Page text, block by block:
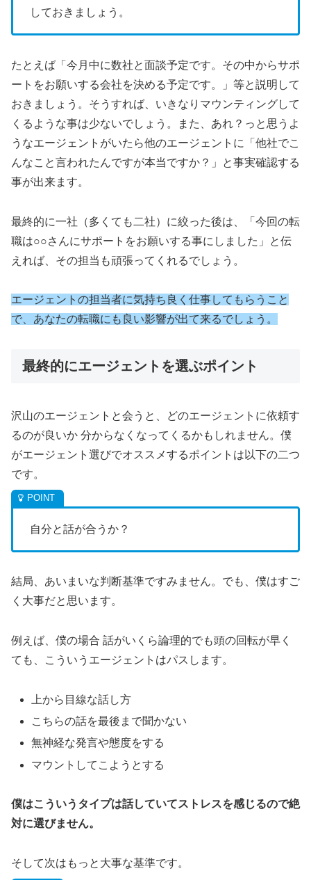
しておきましょう。
たとえば「今月中に数社と面談予定です。その中からサポ
ートをお願いする会社を決める予定です。」等と説明して
おきましょう。そうすれば、いきなりマウンティングして
くるような事は少ないでしょう。また、あれ？っと思うよ
うなエージェントがいたら他のエージェントに「他社でこ
んなこと言われたんですが本当ですか？」と事実確認する
事が出来ます。
最終的に一社（多くても二社）に絞った後は、「今回の転
職は○○さんにサポートをお願いする事にしました」と伝
えれば、その担当も頑張ってくれるでしょう。
エージェントの担当者に気持ち良く仕事してもらうこと
で、あなたの転職にも良い影響が出て来るでしょう。
最終的にエージェントを選ぶポイント
沢山のエージェントと会うと、どのエージェントに依頼す
るのが良いか 分からなくなってくるかもしれません。僕
がエージェント選びでオススメするポイントは以下の二つ
です。
自分と話が合うか？
結局、あいまいな判断基準ですみません。でも、僕はすご
く大事だと思います。
例えば、僕の場合 話がいくら論理的でも頭の回転が早く
ても、こういうエージェントはパスします。
上から目線な話し方
こちらの話を最後まで聞かない
無神経な発言や態度をする
マウントしてこようとする
僕はこういうタイプは話していてストレスを感じるので絶
対に選びません。
そして次はもっと大事な基準です。